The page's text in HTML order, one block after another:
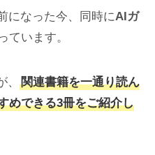
になった今、同時にAIガ
ています。
関連書籍を一通り読ん
めできる3冊をご紹介し